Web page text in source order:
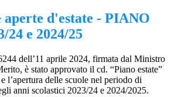
aperte d'estate - PIANO
24 e 2024/25
dell’11 aprile 2024, firmata dal Ministro
è stato approvato il cd. “Piano estate”
l’apertura delle scuole nel periodo di
anni scolastici 2023/24 e 2024/2025.